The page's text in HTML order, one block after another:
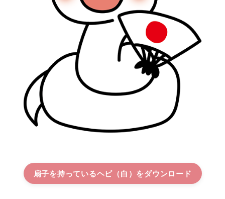
扇子を持っているヘビ（白）